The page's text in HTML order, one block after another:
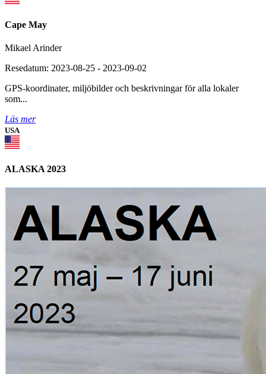
Cape May
Mikael Arinder
Resedatum: 2023-08-25 - 2023-09-02
GPS-koordinater, miljöbilder och beskrivningar för alla lokaler
som...
Läs mer
USA
ALASKA 2023